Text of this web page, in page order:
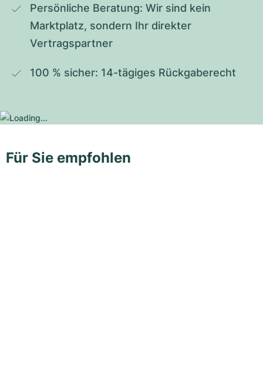
Persönliche Beratung: Wir sind kein
Marktplatz, sondern Ihr direkter
Vertragspartner
100 % sicher: 14-tägiges Rückgaberecht
Für Sie empfohlen